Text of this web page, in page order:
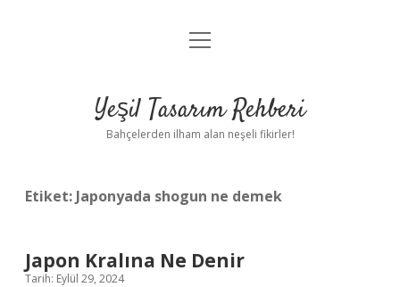
Anasayfa
Yasal Uyarı
menüyü
Yeşil Tasarım Rehberi
Bahçelerden ilham alan neşeli fikirler!
Etiket: Japonyada shogun ne demek
Japon Kralına Ne Denir
Tarih: Eylül 29, 2024